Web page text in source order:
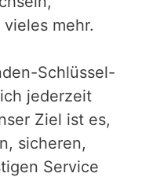
mehr.
Schlüssel-
jederzeit
Ziel ist es,
sicheren,
Service